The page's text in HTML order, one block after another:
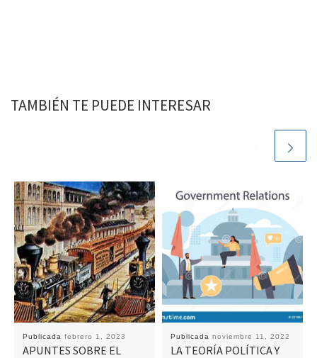
TAMBIÉN TE PUEDE INTERESAR
Publicada febrero 1, 2023
APUNTES SOBRE EL
Publicada noviembre 11, 2022
LA TEORÍA POLÍTICA Y